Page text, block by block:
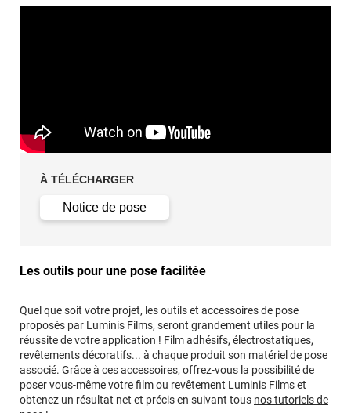
À TÉLÉCHARGER
Notice de pose
Les outils pour une pose facilitée
Quel que soit votre projet, les outils et accessoires de pose
proposés par Luminis Films, seront grandement utiles pour la
réussite de votre application ! Film adhésifs, électrostatiques,
revêtements décoratifs... à chaque produit son matériel de pose
associé. Grâce à ces accessoires, offrez-vous la possibilité de
poser vous-même votre film ou revêtement Luminis Films et
obtenez un résultat net et précis en suivant tous nos tutoriels de